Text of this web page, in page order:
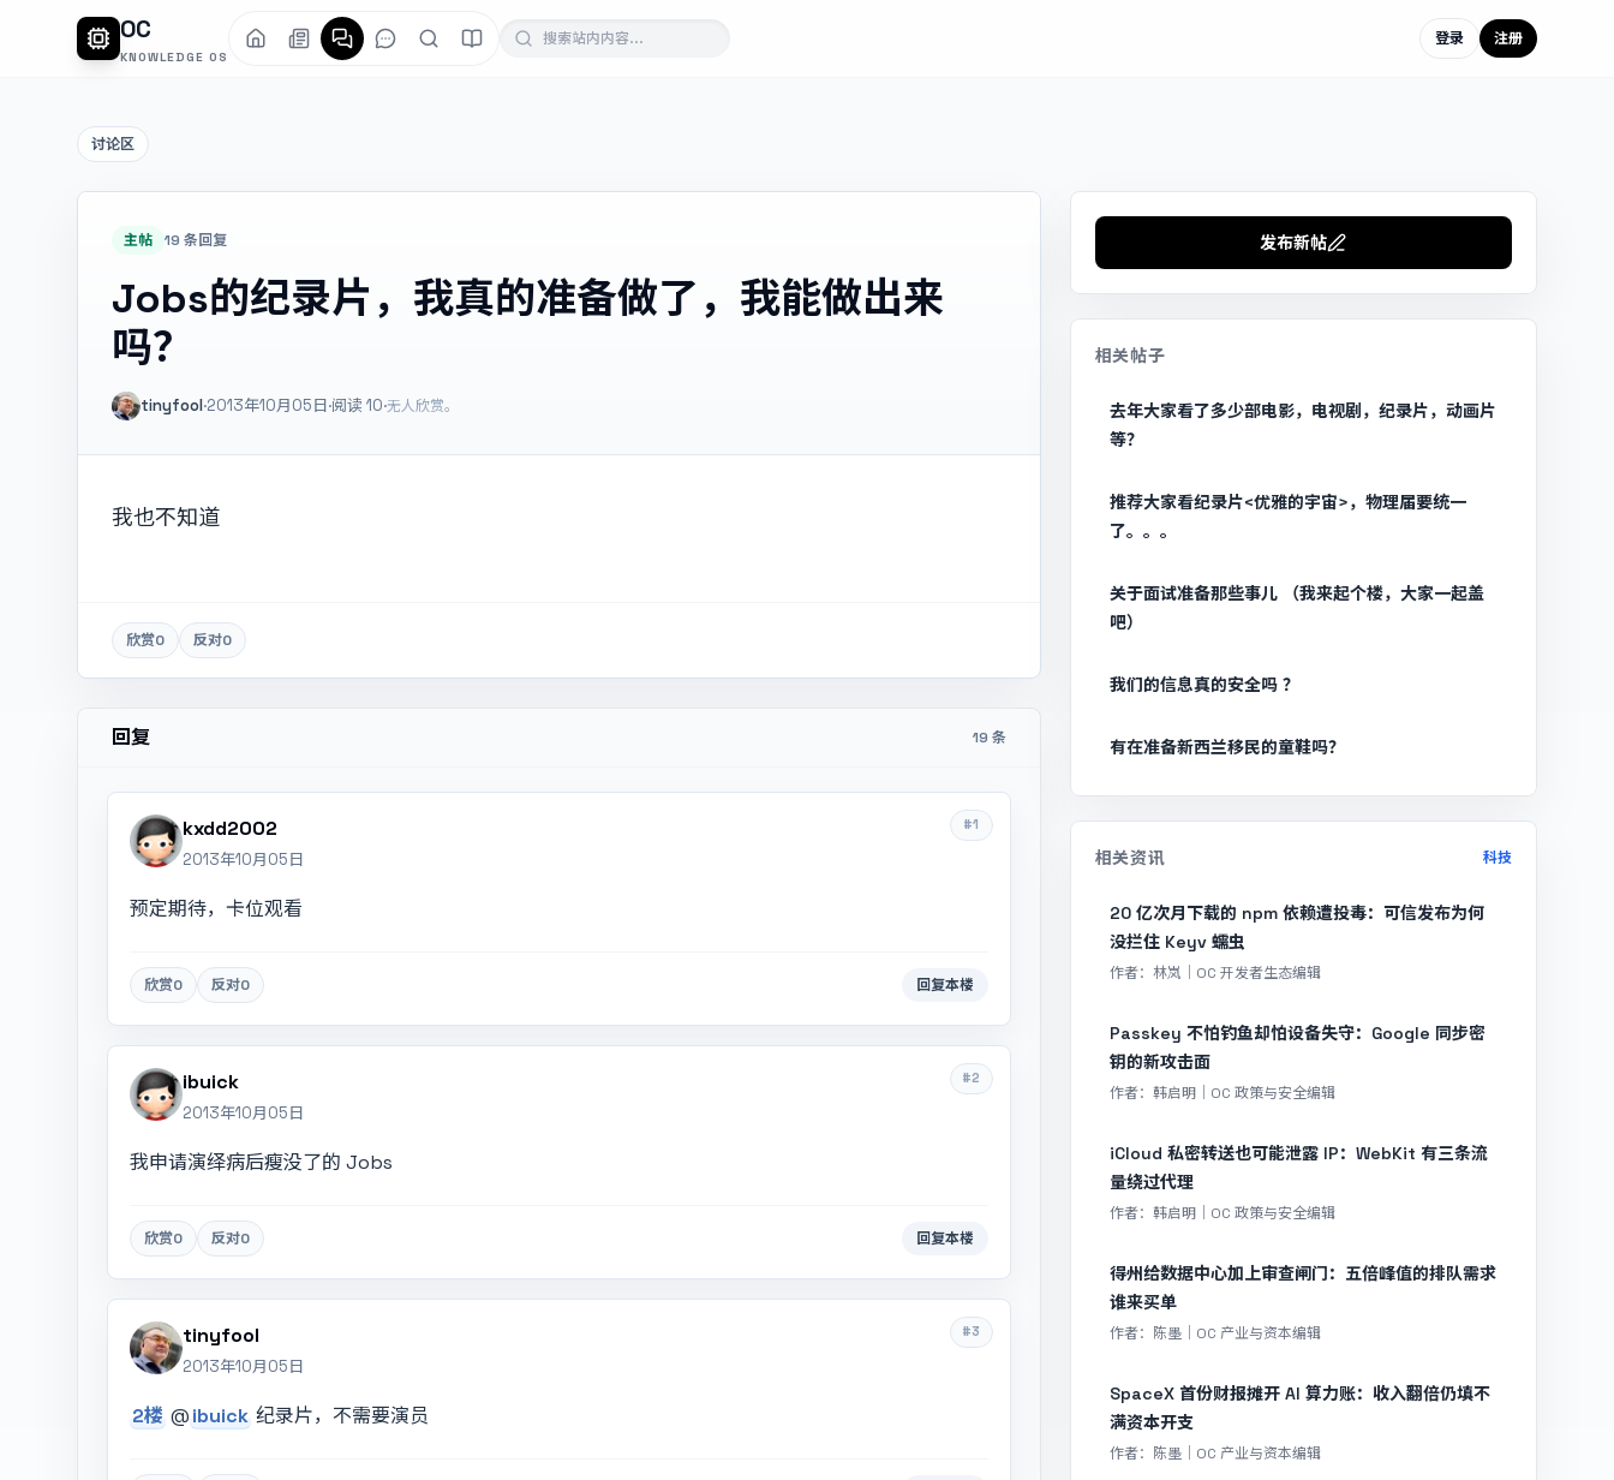
OC
KNOWLEDGE OS
登录 注册
讨论区
主帖 19 条回复
Jobs的纪录片，我真的准备做了，我能做出来
吗？
tinyfool·2013年10月05日·阅读 10·无人欣赏。
我也不知道
欣赏0 反对0
回复 19 条
#1
kxdd2002
2013年10月05日
预定期待，卡位观看
欣赏0 反对0 回复本楼
#2
ibuick
2013年10月05日
我申请演绎病后瘦没了的 Jobs
欣赏0 反对0 回复本楼
#3
tinyfool
2013年10月05日
2楼 @ibuick 纪录片，不需要演员
发布新帖
相关帖子
去年大家看了多少部电影，电视剧，纪录片，动画片
等？
推荐大家看纪录片<优雅的宇宙>，物理届要统一
了。。。
关于面试准备那些事儿 （我来起个楼，大家一起盖
吧）
我们的信息真的安全吗 ？
有在准备新西兰移民的童鞋吗？
相关资讯 科技
20 亿次月下载的 npm 依赖遭投毒：可信发布为何
没拦住 Keyv 蠕虫
作者：林岚｜OC 开发者生态编辑
Passkey 不怕钓鱼却怕设备失守：Google 同步密
钥的新攻击面
作者：韩启明｜OC 政策与安全编辑
iCloud 私密转送也可能泄露 IP：WebKit 有三条流
量绕过代理
作者：韩启明｜OC 政策与安全编辑
得州给数据中心加上审查闸门：五倍峰值的排队需求
谁来买单
作者：陈墨｜OC 产业与资本编辑
SpaceX 首份财报摊开 AI 算力账：收入翻倍仍填不
满资本开支
作者：陈墨｜OC 产业与资本编辑